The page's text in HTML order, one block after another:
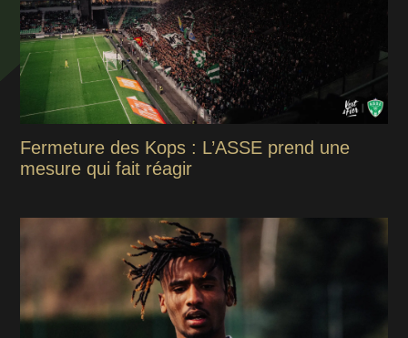
Fermeture des Kops : L’ASSE prend une
mesure qui fait réagir